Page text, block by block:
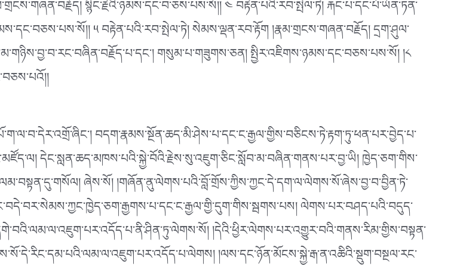
སྙིང་རྗེའི་ཉམས་དང་བ་ཅས་པས་སོ།། ༤ བརྟེན་པའི་རབ་སྤེལ་ཏེ། རྐང་པ་དང་པོ་ཡོན་ཏན་
༥ བརྟེན་པའི་རབ་སྤེལ་ཏེ། སེམས་ལྡན་རབ་རྟོག །རྣམ་གྲངས་གཞན་བརྗོད། དྲག་ཤུལ་
གསུམ་པ་གཟུགས་ཅན། སྤྱིར་འཇིགས་ཉམས་དང་བཅས་པས་སོ། །༨
བདག་རྣམས་སྔོན་ཆད་མི་ཤེས་པ་དང་ང་རྒྱལ་གྱིས་བཅིངས་ཏེ་རྟག་ཏུ་ཕན་པར་བྱེད་པ་
དེང་སླན་ཆད་མཁས་པའི་སྐྱེ་བོའི་རྗེས་སུ་འཇུག་ཅིང་སློབ་མ་བཞིན་གནས་པར་བྱ་ཡི། ཁྱེད་ཅག་གིས་
ཞེས་སོ། །གཞོན་ནུ་ལེགས་པའི་བློ་གྲོས་ཀྱིས་ཀྱང་དེ་དག་ལ་ལེགས་སོ་ཞེས་བྱ་བ་བྱིན་ཏེ་
ལེགས་པར་བཤད་པའི་བདུད་
།དེའི་ཕྱིར་ལེགས་པར་འགྱུར་བའི་གནས་རིམ་གྱིས་བསྟན་
།ལས་དང་ཉོན་མོངས་སྐྱེ་རྒ་ན་འཆིའི་སྡུག་བསྔལ་རང་